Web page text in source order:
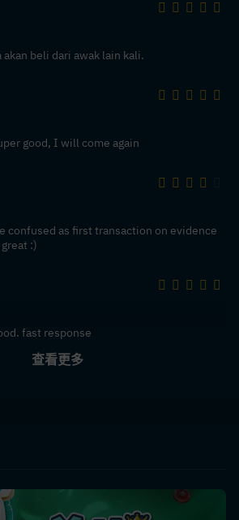
akan beli dari awak lain kali.
good, I will come again
confused as first transaction on evidence
:)
fast response
查看更多